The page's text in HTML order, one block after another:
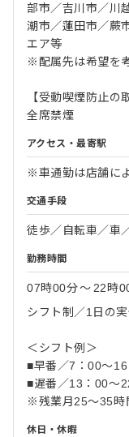
部市／吉川市／川
潮市／蓮田市／蕨
エア等
※配属先は希望を
【受動喫煙防止の
全席禁煙
アクセス・最寄駅
※車通勤は店舗に
交通手段
徒歩／自転車／車
勤務時間
07時00分〜 22時
シフト制／1日の
＜シフト例＞
■早番／7：00～16
■遅番／13：00～
※残業月25～35時
休日・休暇